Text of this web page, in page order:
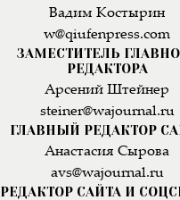
Вадим Костырин
w@qiufenpress.com
ЗАМЕСТИТЕЛЬ
РЕДАКТОРА
Арсений Штейнер
steiner@wajournal.ru
ГЛАВНЫЙ РЕДАКТОР
Анастасия Сырова
avs@wajournal.ru
РЕДАКТОР САЙТА И